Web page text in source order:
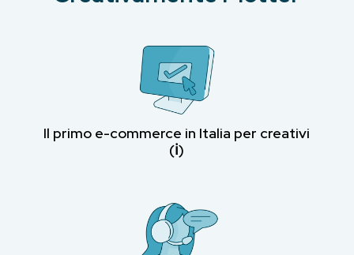
Il primo e-commerce in Italia per creativi
(ℹ︎)